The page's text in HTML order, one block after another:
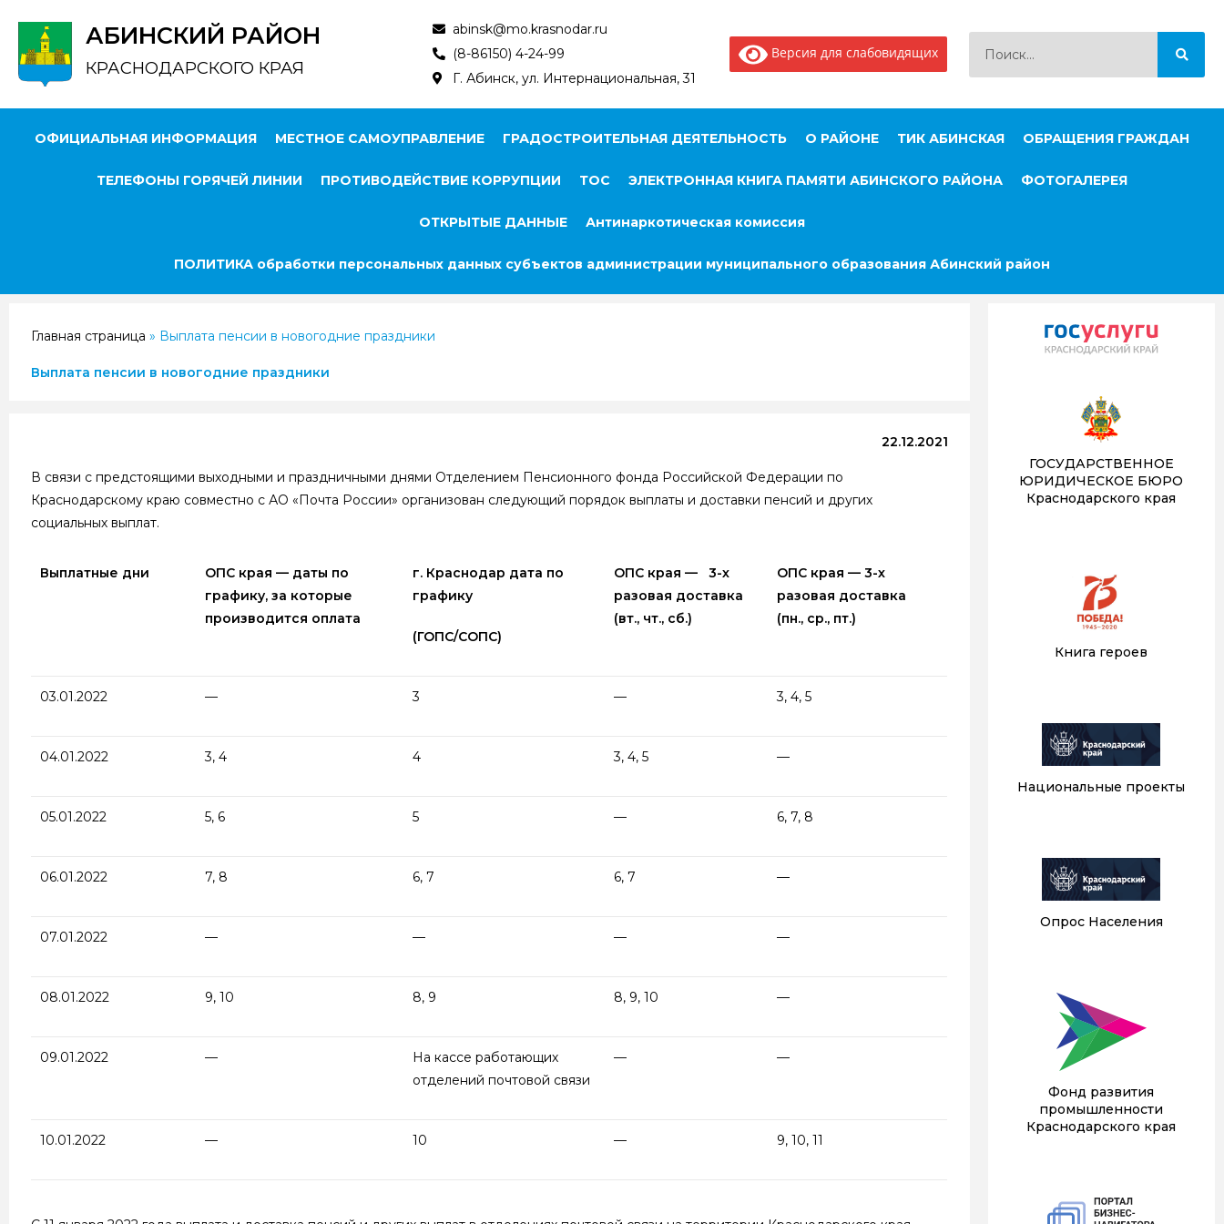
АБИНСКИЙ РАЙОН
КРАСНОДАРСКОГО КРАЯ
abinsk@mo.krasnodar.ru
(8-86150) 4-24-99
Г. Абинск, ул. Интернациональная, 31
Версия для слабовидящих
ОФИЦИАЛЬНАЯ ИНФОРМАЦИЯ МЕСТНОЕ САМОУПРАВЛЕНИЕ ГРАДОСТРОИТЕЛЬНАЯ ДЕЯТЕЛЬНОСТЬ О РАЙОНЕ ТИК АБИНСКАЯ ОБРАЩЕНИЯ ГРАЖДАН
ТЕЛЕФОНЫ ГОРЯЧЕЙ ЛИНИИ ПРОТИВОДЕЙСТВИЕ КОРРУПЦИИ ТОС ЭЛЕКТРОННАЯ КНИГА ПАМЯТИ АБИНСКОГО РАЙОНА ФОТОГАЛЕРЕЯ
ОТКРЫТЫЕ ДАННЫЕ Антинаркотическая комиссия
ПОЛИТИКА обработки персональных данных субъектов администрации муниципального образования Абинский район
Главная страница » Выплата пенсии в новогодние праздники
Выплата пенсии в новогодние праздники
22.12.2021
В связи с предстоящими выходными и праздничными днями Отделением Пенсионного фонда Российской Федерации по
Краснодарскому краю совместно с АО «Почта России» организован следующий порядок выплаты и доставки пенсий и других
социальных выплат.
Выплатные дни
ОПС края — даты по
графику, за которые
производится оплата
г. Краснодар дата по
графику
(ГОПС/СОПС)
ОПС края — 3-х
разовая доставка
(вт., чт., сб.)
ОПС края — 3-х
разовая доставка
(пн., ср., пт.)
03.01.2022 — 3 — 3, 4, 5
04.01.2022 3, 4 4 3, 4, 5 —
05.01.2022 5, 6 5 — 6, 7, 8
06.01.2022 7, 8 6, 7 6, 7 —
07.01.2022 — — — —
08.01.2022 9, 10 8, 9 8, 9, 10 —
09.01.2022 —
На кассе работающих
отделений почтовой связи
— —
10.01.2022 — 10 — 9, 10, 11
ГОСУДАРСТВЕННОЕ
ЮРИДИЧЕСКОЕ БЮРО
Краснодарского края
Книга героев
Национальные проекты
Опрос Населения
Фонд развития
промышленности
Краснодарского края